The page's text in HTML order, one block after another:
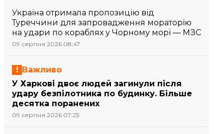
Україна отримала пропозицію від
Туреччини для запровадження мораторію
на удари по кораблях у Чорному морі — МЗС
09 серпня 2026 08:47
Важливо
У Харкові двоє людей загинули після
удару безпілотника по будинку. Більше
десятка поранених
09 серпня 2026 07:25